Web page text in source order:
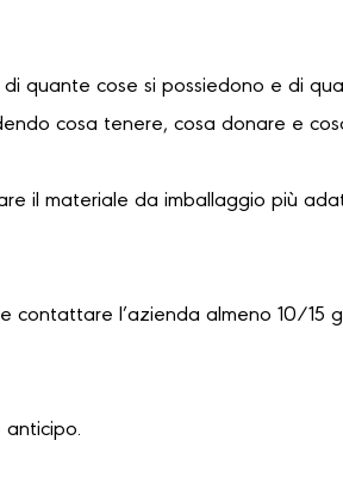
quante cose si possiedono e di
cosa tenere, cosa donare e
il materiale da imballaggio più
l’azienda almeno 10/15
anticipo.